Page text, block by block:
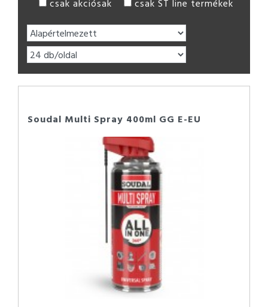
csak akciósak
csak ST line termékek
Soudal Multi Spray 400ml GG E-EU